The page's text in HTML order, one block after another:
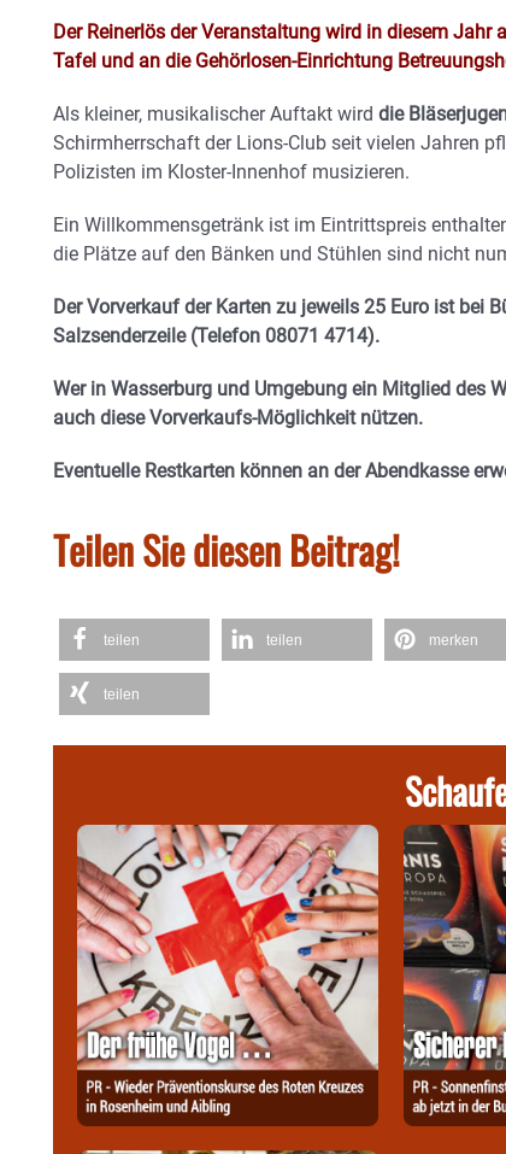
Der Reinerlös der Veranstaltung wird in diesem Jahr
Tafel und an die Gehörlosen-Einrichtung
Als kleiner, musikalischer Auftakt wird die
Schirmherrschaft der Lions-Club seit vielen Jahren
Polizisten im Kloster-Innenhof musizieren.
Ein Willkommensgetränk ist im Eintrittspreis
die Plätze auf den Bänken und Stühlen sind nicht
Der Vorverkauf der Karten zu jeweils 25 Euro ist bei
Salzsenderzeile (Telefon 08071 4714).
Wer in Wasserburg und Umgebung ein Mitglied des
auch diese Vorverkaufs-Möglichkeit nützen.
Eventuelle Restkarten können an der Abendkasse
Teilen Sie diesen Beitrag!
teilen teilen merken
teilen